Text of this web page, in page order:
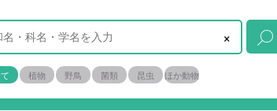
×
植物 野鳥 菌類 昆虫 ほか動物